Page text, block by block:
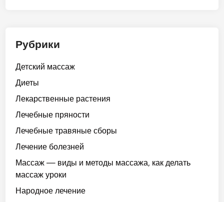
Рубрики
Детский массаж
Диеты
Лекарственные растения
Лечебные пряности
Лечебные травяные сборы
Лечение болезней
Массаж — виды и методы массажа, как делать
массаж уроки
Народное лечение